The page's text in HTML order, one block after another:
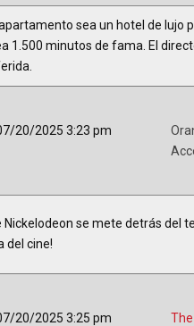
sea un hotel de
1.500 minutos de fama. El
20/2025 3:23 pm
Nickelodeon se mete detrás del
del cine!
20/2025 3:25 pm